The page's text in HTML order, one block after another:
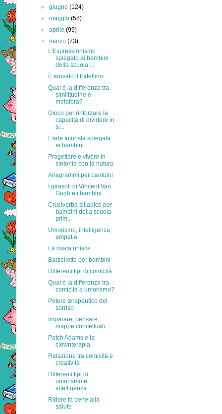
►giugno(124)
►maggio(58)
►aprile(99)
▼marzo(73)
L'Espressionismo
spiegato ai bambini
della scuola ...
È arrivato il fratellino
Qual è la differenza tra
similitudine e
metafora?
Gioco per rinforzare la
capacità di dividere in
si...
L'arte futurista spiegata
ai bambini
Progettare e vivere in
sintonia con la natura
Anagrammi per bambini
I girasoli di Vincent Van
Gogh e i bambini
Cruciverba sillabico per
bambini della scuola
prim...
Umorismo, intelligenza,
empatia
La risata unisce
Barzellette per bambini
Differenti tipi di comicità
Qual è la differenza tra
comicità e umorismo?
Potere terapeutico del
sorriso
Imparare, pensare,
mappe concettuali
Patch Adams e la
clownterapia
Relazione tra comicità e
creatività
Differenti tipi di
umorismo e
intelligenza
Ridere fa bene alla
salute